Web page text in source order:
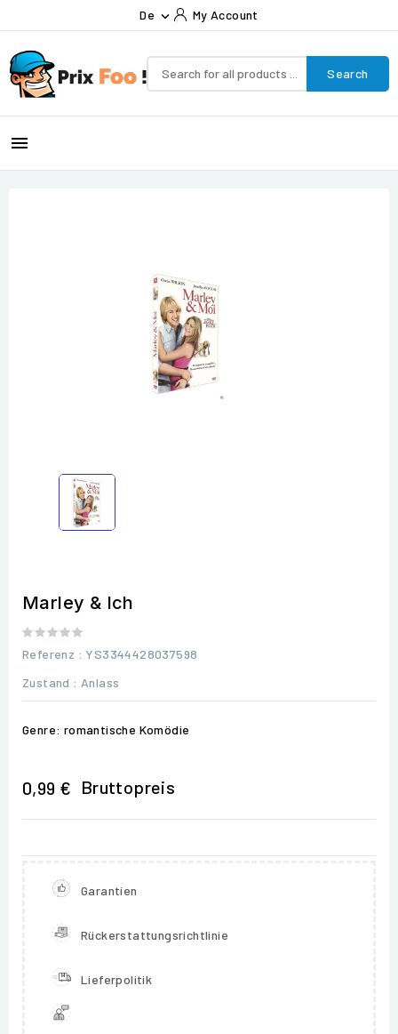
De  My Account
Search

Marley & Ich
Referenz : YS3344428037598
Zustand : Anlass
Genre: romantische Komödie
0,99 € Bruttopreis
Garantien
Rückerstattungsrichtlinie
Lieferpolitik